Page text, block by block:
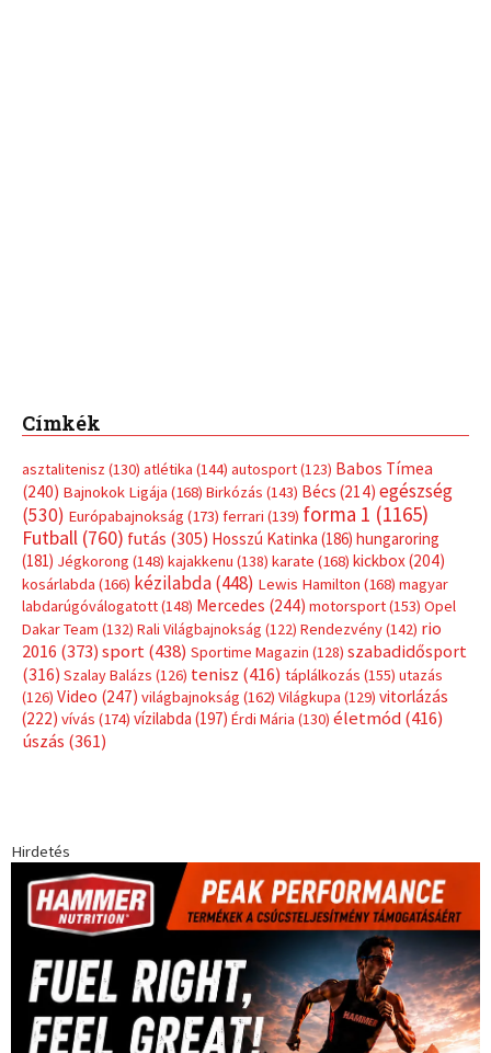
Címkék
(181)Jégkorong(148)kajakkenu(138)karate(168)kickbox(204)
kosárlabda(166)kézilabda(448)Lewis Hamilton(168) magyar
labdarúgóválogatott
(148) Mercedes (244)motorsport(153)Opel
Dakar Team(132)Rali Világbajnokság(122)Rendezvény(142)rio
Sportime Magazin(128) szabadidősport
(316) Szalay Balázs (126)tenisz(416)táplálkozás(155)utazás
(126) Video(247)világbajnokság (162)Világkupa(129)vitorlázás
(222)vívás(174) vízilabda(197) Érdi Mária(130)életmód(416)
úszás(361)